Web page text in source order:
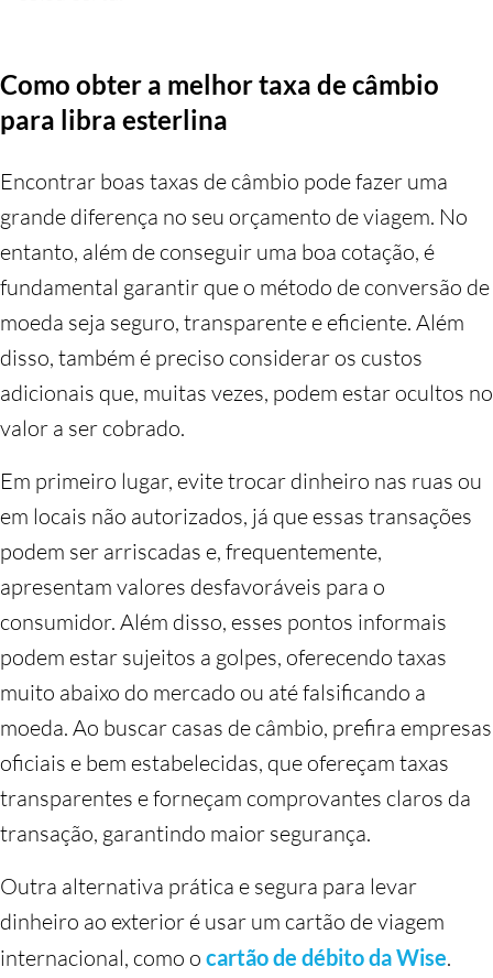
Como obter a melhor taxa de câmbio
para libra esterlina
Encontrar boas taxas de câmbio pode fazer uma
grande diferença no seu orçamento de viagem. No
entanto, além de conseguir uma boa cotação, é
fundamental garantir que o método de conversão de
moeda seja seguro, transparente e eficiente. Além
disso, também é preciso considerar os custos
adicionais que, muitas vezes, podem estar ocultos no
valor a ser cobrado.
Em primeiro lugar, evite trocar dinheiro nas ruas ou
em locais não autorizados, já que essas transações
podem ser arriscadas e, frequentemente,
apresentam valores desfavoráveis para o
consumidor. Além disso, esses pontos informais
podem estar sujeitos a golpes, oferecendo taxas
muito abaixo do mercado ou até falsificando a
moeda. Ao buscar casas de câmbio, prefira empresas
oficiais e bem estabelecidas, que ofereçam taxas
transparentes e forneçam comprovantes claros da
transação, garantindo maior segurança.
Outra alternativa prática e segura para levar
dinheiro ao exterior é usar um cartão de viagem
internacional, como o cartão de débito da Wise.